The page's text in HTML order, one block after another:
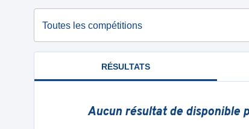
Toutes les compétitions
RÉSULTATS
Aucun résultat de disponible